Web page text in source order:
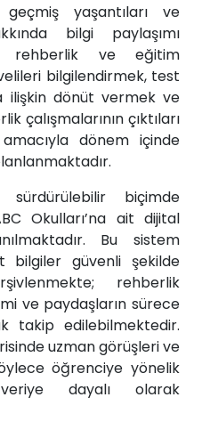
yaşantıları ve
bilgi paylaşımı
rehberlik ve eğitim
bilgilendirmek, test
ilişkin dönüt vermek ve
çalışmalarının çıktıları
dönem içinde
biçimde
Okulları’na ait dijital
Bu sistem
bilgiler güvenli şekilde
rehberlik
ve paydaşların sürece
takip edilebilmektedir.
uzman görüşleri ve
öğrenciye yönelik
dayalı olarak